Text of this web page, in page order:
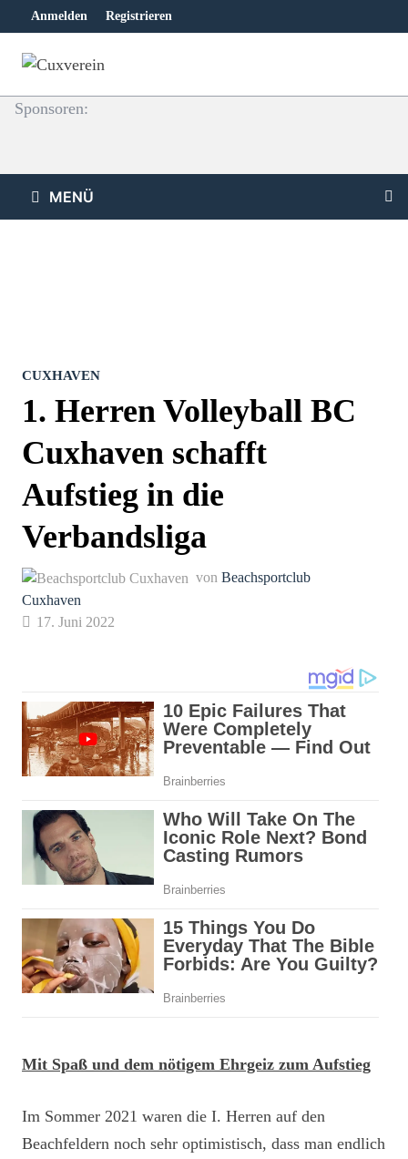
Inhalt
springen
Anmelden Registrieren
Sponsoren:
MENÜ
CUXHAVEN
1. Herren Volleyball BC
Cuxhaven schafft
Aufstieg in die
Verbandsliga
von Beachsportclub
Cuxhaven
17. Juni 2022
Mit Spaß und dem nötigem Ehrgeiz zum Aufstieg
Im Sommer 2021 waren die I. Herren auf den
Beachfeldern noch sehr optimistisch, dass man endlich